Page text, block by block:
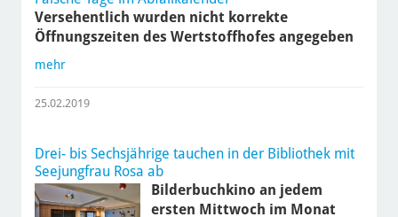
Versehentlich wurden nicht korrekte
Öffnungszeiten des Wertstoffhofes angegeben
mehr
25.02.2019
Drei- bis Sechsjährige tauchen in der Bibliothek mit
Seejungfrau Rosa ab
Bilderbuchkino an jedem
ersten Mittwoch im Monat